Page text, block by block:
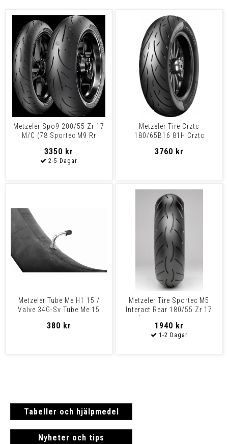
Metzeler Spo9 200/55 Zr 17
M/C (78 Sportec M9 Rr
3350 kr
Metzeler Tire Crztc
180/65B16 81H Crztc
3760 kr
Metzeler Tube Me H1 15 /
Valve 34G-Sv Tube Me 15
380 kr
Metzeler Tire Sportec M5
Interact Rear 180/55 Zr 17
1940 kr
Tabeller och hjälpmedel
Nyheter och tips